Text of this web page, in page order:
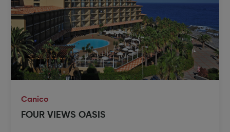
Canico
FOUR VIEWS OASIS